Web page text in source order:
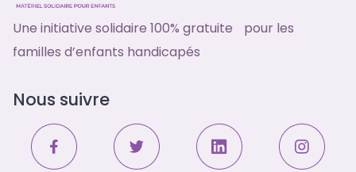
Une initiative solidaire 100% gratuite pour les
familles d’enfants handicapés
Nous suivre